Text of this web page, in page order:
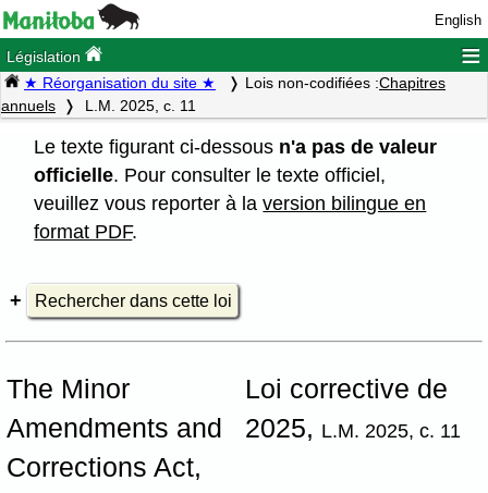
English
Législation ≡
★ Réorganisation du site ★ Lois non-codifiées :Chapitres
annuels
L.M. 2025, c. 11
Le texte figurant ci-dessous n'a pas de valeur
officielle. Pour consulter le texte officiel,
veuillez vous reporter à laversion bilingue en
format PDF.
Rechercher dans cette loi
The Minor
Amendments and
Corrections Act,
Loi corrective de
2025, L.M. 2025, c. 11